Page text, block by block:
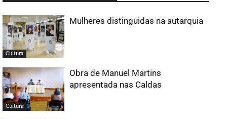
Cultura
Mulheres distinguidas na autarquia
Cultura
Obra de Manuel Martins
apresentada nas Caldas